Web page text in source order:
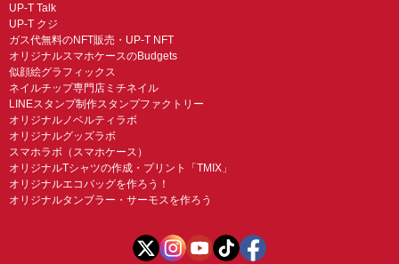
UP-T Talk
UP-T クジ
ガス代無料のNFT販売・UP-T NFT
オリジナルスマホケースのBudgets
似顔絵グラフィックス
ネイルチップ専門店ミチネイル
LINEスタンプ制作スタンプファクトリー
オリジナルノベルティラボ
オリジナルグッズラボ
スマホラボ（スマホケース）
オリジナルTシャツの作成・プリント「TMIX」
オリジナルエコバッグを作ろう！
オリジナルタンブラー・サーモスを作ろう